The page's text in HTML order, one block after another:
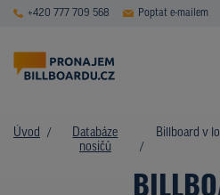
+420 777 709 568 Poptat e-mailem
ČASTÉ
Úvod
Databáze
nosičů
Billboard v